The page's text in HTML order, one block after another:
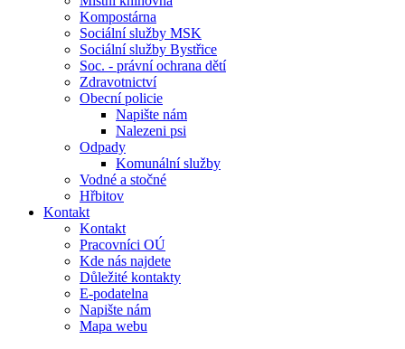
Kompostárna
Sociální služby MSK
Sociální služby Bystřice
Soc. - právní ochrana dětí
Zdravotnictví
Obecní policie
Napište nám
Nalezeni psi
Odpady
Komunální služby
Vodné a stočné
Hřbitov
Kontakt
Kontakt
Pracovníci OÚ
Kde nás najdete
Důležité kontakty
E-podatelna
Napište nám
Mapa webu